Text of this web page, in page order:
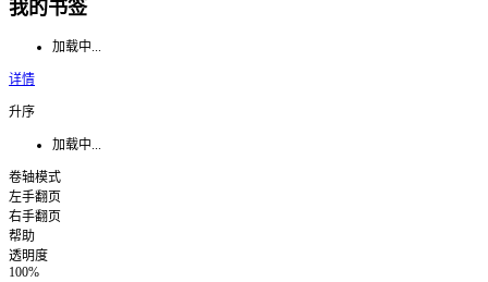
我的书签
加载中...
详情
升序
加载中...
卷轴模式
左手翻页
右手翻页
帮助
透明度
100%